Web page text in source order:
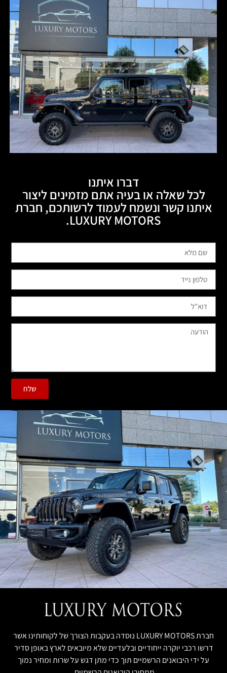
דברו איתנו
לכל שאלה או בעיה אתם מזמינים ליצור
איתנו קשר ונשמח לעמוד לרשותכם, חברת
LUXURY MOTORS.
שלח
חברת LUXURY MOTORS נוסדה בעקבות הצורך של לקוחותינו אשר
דרשו רכבי יוקרה ייחודיים ובלעדיים שלא מיובאים לארץ באופן סדיר
על ידי היבואנים הרשמיים תוך כדי מתן דגש על שרות ומחיר נמוך